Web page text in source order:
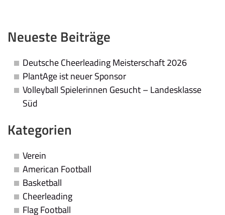
Neueste Beiträge
Deutsche Cheerleading Meisterschaft 2026
PlantAge ist neuer Sponsor
Volleyball Spielerinnen Gesucht – Landesklasse
Süd
Kategorien
Verein
American Football
Basketball
Cheerleading
Flag Football